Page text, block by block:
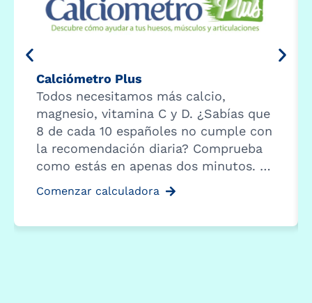
Calciómetro Plus
Todos necesitamos más calcio,
magnesio, vitamina C y D. ¿Sabías que
8 de cada 10 españoles no cumple con
la recomendación diaria? Comprueba
como estás en apenas dos minutos. …
Comenzar calculadora